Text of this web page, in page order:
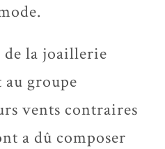
la joaillerie
au groupe
vents contraires
a dû composer